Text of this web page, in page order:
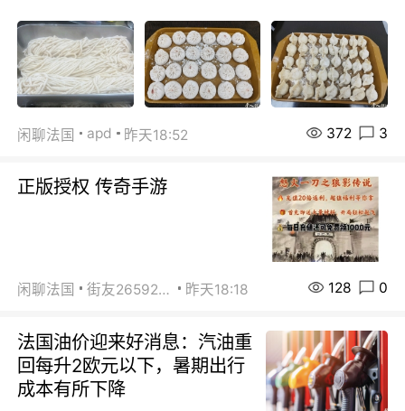
闲聊法国 apd 昨天18:52 372 3
正版授权 传奇手游
闲聊法国 街友26592800 昨天18:18 128 0
法国油价迎来好消息：汽油重
回每升2欧元以下，暑期出行
成本有所下降